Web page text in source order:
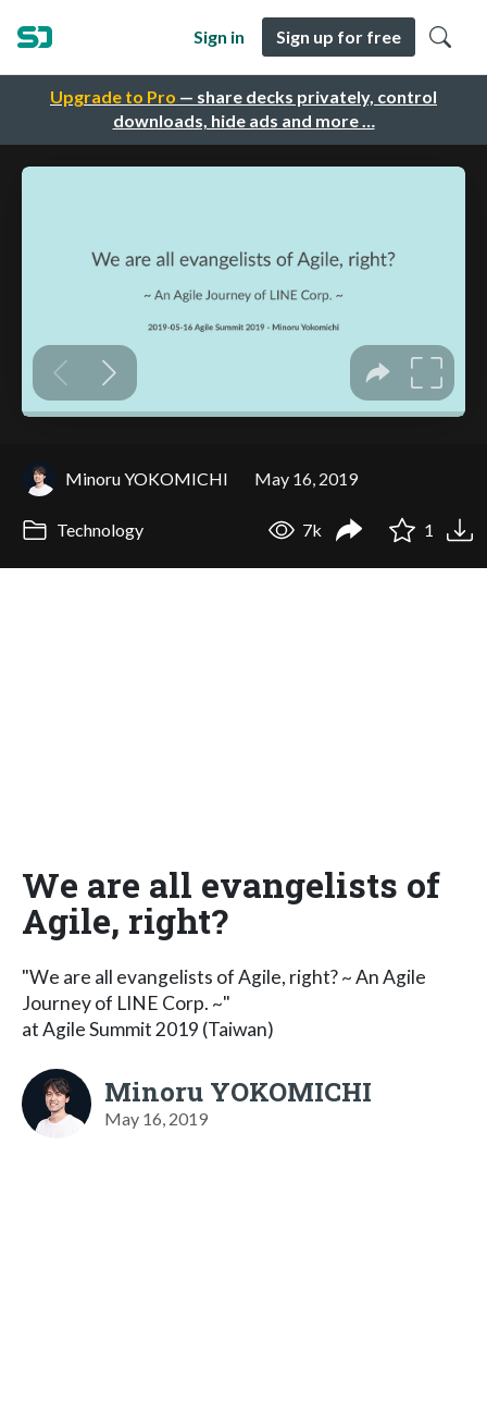
Upgrade to Pro — share decks privately, control
downloads, hide ads and more …
Sign in Sign up for free
Minoru YOKOMICHI May 16, 2019
Technology 7k 1
We are all evangelists of
Agile, right?
"We are all evangelists of Agile, right? ~ An Agile
Journey of LINE Corp. ~"
at Agile Summit 2019 (Taiwan)
Minoru YOKOMICHI
May 16, 2019